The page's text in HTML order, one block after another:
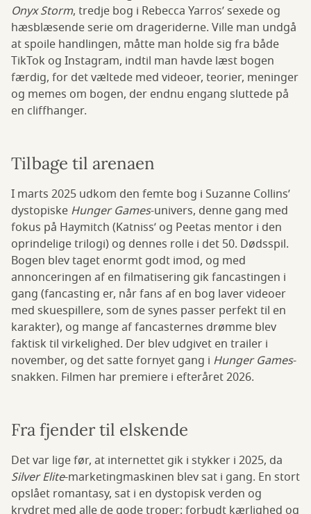
Onyx Storm, tredje bog i Rebecca Yarros’ sexede og
hæsblæsende serie om drageriderne. Ville man undgå
at spoile handlingen, måtte man holde sig fra både
TikTok og Instagram, indtil man havde læst bogen
færdig, for det væltede med videoer, teorier, meninger
og memes om bogen, der endnu engang sluttede på
en cliffhanger.
Tilbage til arenaen
I marts 2025 udkom den femte bog i Suzanne Collins’
dystopiske Hunger Games-univers, denne gang med
fokus på Haymitch (Katniss’ og Peetas mentor i den
oprindelige trilogi) og dennes rolle i det 50. Dødsspil.
Bogen blev taget enormt godt imod, og med
annonceringen af en filmatisering gik fancastingen i
gang (fancasting er, når fans af en bog laver videoer
med skuespillere, som de synes passer perfekt til en
karakter), og mange af fancasternes drømme blev
faktisk til virkelighed. Der blev udgivet en trailer i
november, og det satte fornyet gang i Hunger Games-
snakken. Filmen har premiere i efteråret 2026.
Fra fjender til elskende
Det var lige før, at internettet gik i stykker i 2025, da
Silver Elite-marketingmaskinen blev sat i gang. En stort
opslået romantasy, sat i en dystopisk verden og
krydret med alle de gode troper: forbudt kærlighed og